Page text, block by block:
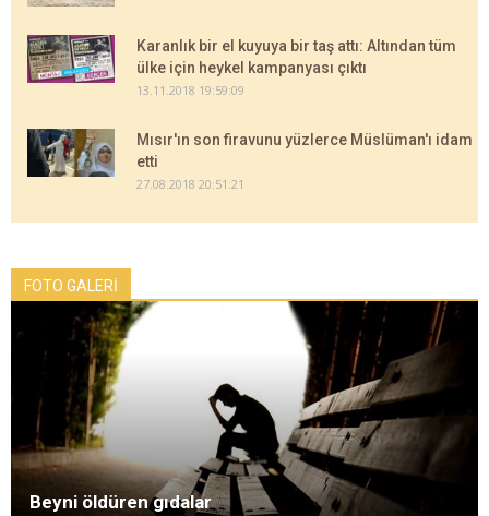
Karanlık bir el kuyuya bir taş attı: Altından tüm
ülke için heykel kampanyası çıktı
13.11.2018 19:59:09
Mısır'ın son firavunu yüzlerce Müslüman'ı idam
etti
27.08.2018 20:51:21
FOTO GALERİ
Beyni öldüren gıdalar